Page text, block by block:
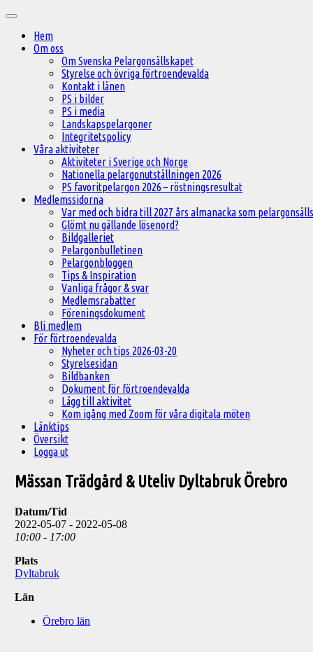
innehåll
Huvudmeny
Hem
Om oss
Om Svenska Pelargonsällskapet
Styrelse och övriga förtroendevalda
Kontakt i länen
PS i bilder
PS i media
Landskapspelargoner
Integritetspolicy
Våra aktiviteter
Aktiviteter i Sverige och Norge
Nationella pelargonutställningen 2026
PS favoritpelargon 2026 – röstningsresultat
Medlemssidorna
Var med och bidra till 2027 års almanacka som
Glömt nu gällande lösenord?
Bildgalleriet
Pelargonbulletinen
Pelargonbloggen
Tips & Inspiration
Vanliga frågor & svar
Medlemsrabatter
Föreningsdokument
Bli medlem
För förtroendevalda
Nyheter och tips 2026-03-20
Styrelsesidan
Bildbanken
Dokument för förtroendevalda
Lägg till aktivitet
Kom igång med Zoom för våra digitala möten
Länktips
Översikt
Logga ut
Mässan Trädgård & Uteliv Dyltabruk Örebro
Datum/Tid
2022-05-07 - 2022-05-08
10:00 - 17:00
Plats
Dyltabruk
Län
Örebro län